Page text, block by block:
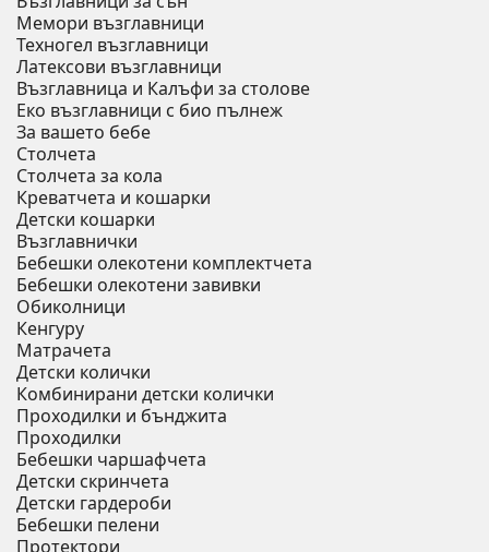
Мемори възглавници
Техногел възглавници
Латексови възглавници
Възглавница и Калъфи за столове
Еко възглавници с био пълнеж
За вашето бебе
Столчета
Столчета за кола
Креватчета и кошарки
Детски кошарки
Възглавнички
Бебешки oлекотени комплектчета
Бебешки олекотени завивки
Обиколници
Кенгуру
Матрачета
Детски колички
Комбинирани детски колички
Проходилки и бънджита
Проходилки
Бебешки чаршафчета
Детски скринчета
Детски гардероби
Бебешки пелени
Протектори